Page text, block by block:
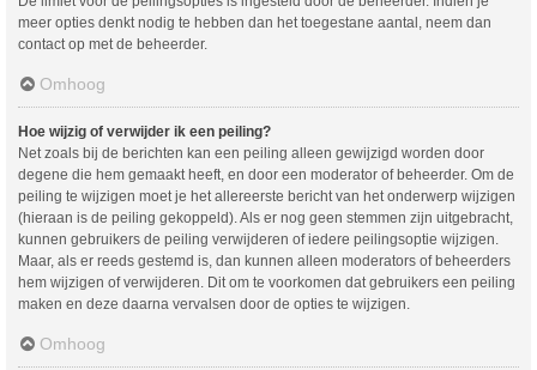
meer opties denkt nodig te hebben dan het toegestane aantal, neem dan
contact op met de beheerder.
Omhoog
Hoe wijzig of verwijder ik een peiling?
Net zoals bij de berichten kan een peiling alleen gewijzigd worden door
degene die hem gemaakt heeft, en door een moderator of beheerder. Om de
peiling te wijzigen moet je het allereerste bericht van het onderwerp wijzigen
(hieraan is de peiling gekoppeld). Als er nog geen stemmen zijn uitgebracht,
kunnen gebruikers de peiling verwijderen of iedere peilingsoptie wijzigen.
Maar, als er reeds gestemd is, dan kunnen alleen moderators of beheerders
hem wijzigen of verwijderen. Dit om te voorkomen dat gebruikers een peiling
maken en deze daarna vervalsen door de opties te wijzigen.
Omhoog